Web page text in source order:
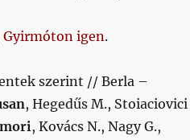
Gyirmóton igen.
szerint // Berla –
, Hegedűs M., Stoiaciovici
, Kovács N., Nagy G.,